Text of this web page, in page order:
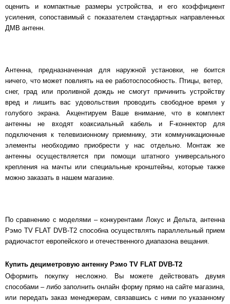
оценить и компактные размеры устройства, и его коэффициент
усиления, сопоставимый с показателем стандартных направленных
ДМВ антенн.
Антенна, предназначенная для наружной установки, не боится
ничего, что может повлиять на ее работоспособность. Птицы, ветер,
снег, град или проливной дождь не смогут причинить устройству
вред и лишить вас удовольствия проводить свободное время у
голубого экрана. Акцентируем Ваше внимание, что в комплект
антенны не входят коаксиальный кабель и F-коннектор для
подключения к телевизионному приемнику, эти коммуникационные
элементы необходимо приобрести у нас отдельно. Монтаж же
антенны осуществляется при помощи штатного универсального
крепления на мачты или специальные кронштейны, которые также
можно заказать в нашем магазине.
По сравнению с моделями – конкурентами Локус и Дельта, антенна
Рэмо TV FLAT DVB-T2 способна осуществлять параллельный прием
радиочастот европейского и отечественного диапазона вещания.
Купить дециметровую антенну Рэмо TV FLAT DVB-T2
Оформить покупку несложно. Вы можете действовать двумя
способами – либо заполнить онлайн форму прямо на сайте магазина,
или передать заказ менеджерам, связавшись с ними по указанному